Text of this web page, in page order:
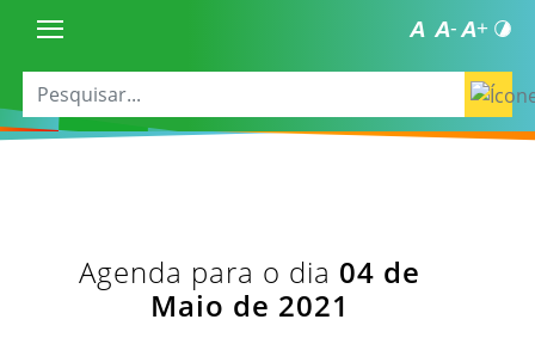
Agenda para o dia 04 de
Maio de 2021